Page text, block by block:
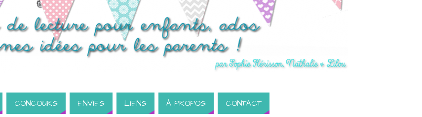
CONCOURS ENVIES LIENS À PROPOS CONTACT